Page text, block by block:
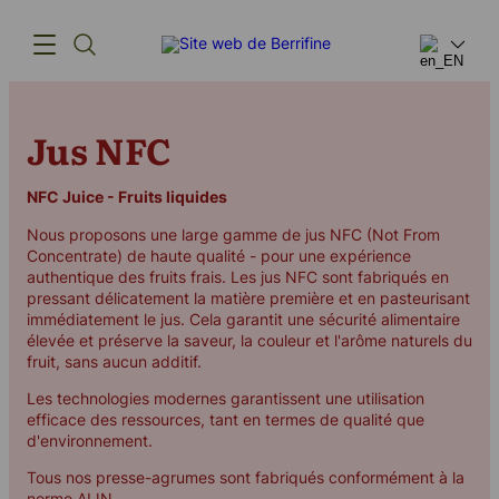
Produits
L'innovation
Chaîne
d'approvisionnement
Notre histoire
info@berrifine.com
Jus NFC
NFC Juice - Fruits liquides
Nous proposons une large gamme de jus NFC (Not From
Concentrate) de haute qualité - pour une expérience
authentique des fruits frais. Les jus NFC sont fabriqués en
pressant délicatement la matière première et en pasteurisant
immédiatement le jus. Cela garantit une sécurité alimentaire
élevée et préserve la saveur, la couleur et l'arôme naturels du
fruit, sans aucun additif.
Les technologies modernes garantissent une utilisation
efficace des ressources, tant en termes de qualité que
d'environnement.
Tous nos presse-agrumes sont fabriqués conformément à la